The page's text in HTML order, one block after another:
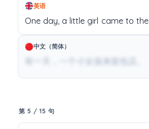
英语
One day, a little girl came to the
中文（简体）
有一天，一个小女孩来面包店。
第 5 / 15 句